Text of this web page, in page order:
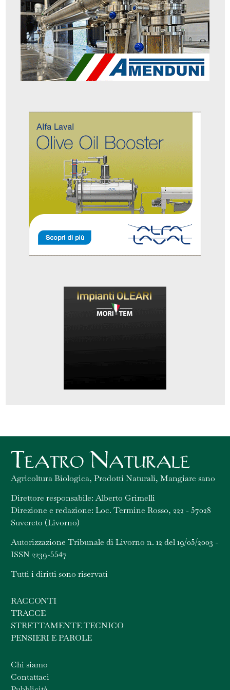
Agricoltura Biologica, Prodotti Naturali, Mangiare sano
Direttore responsabile: Alberto Grimelli
Direzione e redazione: Loc. Termine Rosso, 222 - 57028
Suvereto (Livorno)
Autorizzazione Tribunale di Livorno n. 12 del 19/05/2003 -
ISSN 2239-5547
Tutti i diritti sono riservati
RACCONTI
TRACCE
STRETTAMENTE TECNICO
PENSIERI E PAROLE
Chi siamo
Contattaci